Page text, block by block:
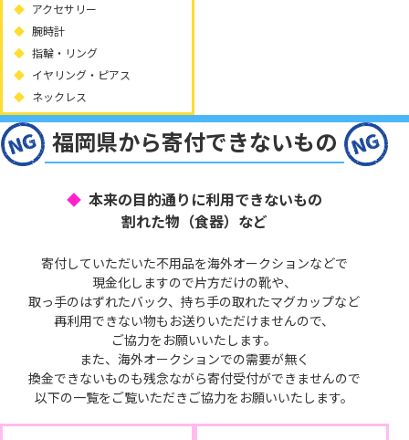
アクセサリー
腕時計
指輪・リング
イヤリング・ピアス
ネックレス
福岡県から寄付できないもの
本来の目的通りに利用できないもの
割れた物（食器）など
寄付していただいた不用品を海外オークションなどで
現金化しますので片方だけの靴や、
取っ手のはずれたバック、持ち手の取れたマグカップなど
再利用できない物もお送りいただけませんので、
ご協力をお願いいたします。
また、海外オークションでの需要が無く
換金できないものも残念ながら寄付受付ができませんので
以下の一覧をご覧いただきご協力をお願いいたします。